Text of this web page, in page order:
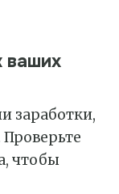
ваших
заработки,
чтобы